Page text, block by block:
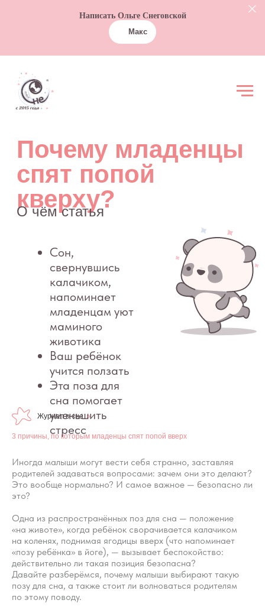
Написать Ольге Снеговской
Макс
Сон,
калачиком,
напоминает
Ваш ребёнок
учится ползать
Эта поза для
сна помогает
уменьшить
Почему младенцы
кверху?
О чём статья
Журнал о сне »
3 причины, по которым младенцы спят попой вверх
Иногда малыши могут вести себя странно, заставляя
родителей задаваться вопросами: зачем они это делают?
Это вообще нормально? И самое важное — безопасно ли
это?
Одна из распространённых поз для сна — положение
«на животе», когда ребёнок сворачивается калачиком
на коленях, поднимая ягодицы вверх (что напоминает
«позу ребёнка» в йоге), — вызывает беспокойство:
действительно ли такая позиция безопасна?
Давайте разберёмся, почему малыши выбирают такую
позу для сна, а также стоит ли волноваться родителям
по этому поводу.